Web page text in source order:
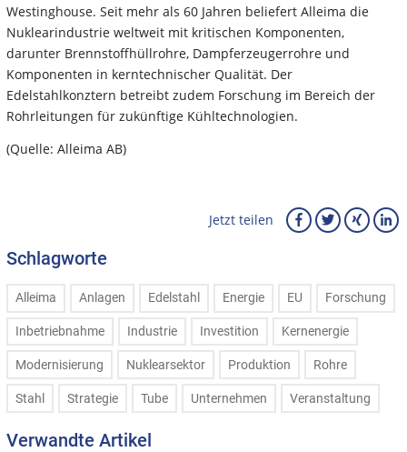
Westinghouse. Seit mehr als 60 Jahren beliefert Alleima die
Nuklearindustrie weltweit mit kritischen Komponenten,
darunter Brennstoffhüllrohre, Dampferzeugerrohre und
Komponenten in kerntechnischer Qualität. Der
Edelstahlkonztern betreibt zudem Forschung im Bereich der
Rohrleitungen für zukünftige Kühltechnologien.
(Quelle: Alleima AB)
Jetzt teilen
Schlagworte
Alleima Anlagen Edelstahl Energie EU Forschung
Inbetriebnahme Industrie Investition Kernenergie
Modernisierung Nuklearsektor Produktion Rohre
Stahl Strategie Tube Unternehmen Veranstaltung
Verwandte Artikel